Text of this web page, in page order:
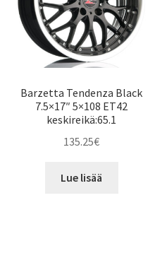
Barzetta Tendenza Black
7.5×17″ 5×108 ET42
keskireikä:65.1
135.25€
Lue lisää